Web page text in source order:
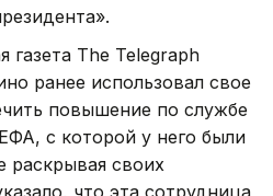
газета The Telegraph
ранее использовал свое
повышение по службе
с которой у него были
своих
что эта сотрудница